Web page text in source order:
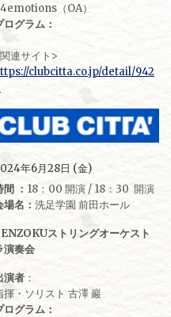
（OA）
ログラム：
連サイト>
clubcitta.co.jp/detail/942
年6月28日 (金)
間 ： 18：00 開演 / 18：30 開演
場名： 洗足学園 前田ホール
ストリングオーケスト
演奏会
演者 ：
揮・ソリスト 古澤 巖
ログラム：